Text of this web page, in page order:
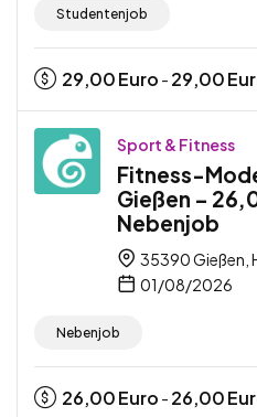
Studentenjob
29,00Euro - 29,00
Sport & Fitness
Fitness-
Gießen –
Nebenjob
35390 Gießen,
01/08/2026
Nebenjob
26,00Euro - 26,00